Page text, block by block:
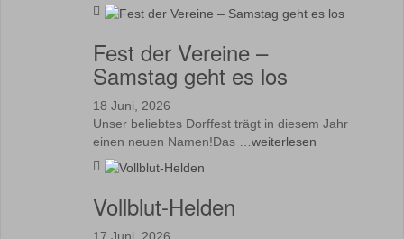
Fest der Vereine –
Samstag geht es los
18 Juni, 2026
Unser beliebtes Dorffest trägt in diesem Jahr
einen neuen Namen!Das … weiterlesen
Vollblut-Helden